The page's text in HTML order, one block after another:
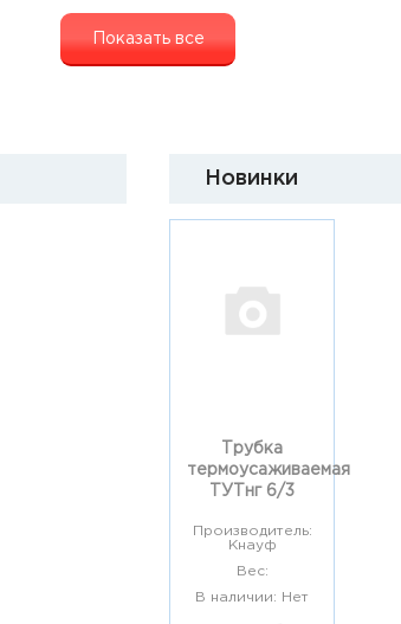
Показать все
Новинки
Трубка
термоусаживаемая
ТУТнг 6/3
Производитель:
Кнауф
Вес:
В наличии: Нет